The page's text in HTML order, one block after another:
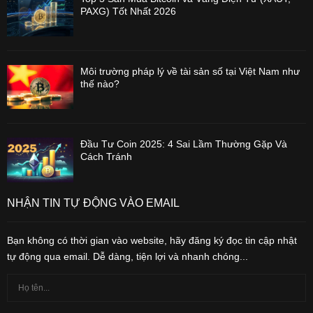
PAXG) Tốt Nhất 2026
Môi trường pháp lý về tài sản số tại Việt Nam như
thế nào?
Đầu Tư Coin 2025: 4 Sai Lầm Thường Gặp Và
Cách Tránh
NHẬN TIN TỰ ĐỘNG VÀO EMAIL
Bạn không có thời gian vào website, hãy đăng ký đọc tin cập nhật
tự động qua email. Dễ dàng, tiện lợi và nhanh chóng...